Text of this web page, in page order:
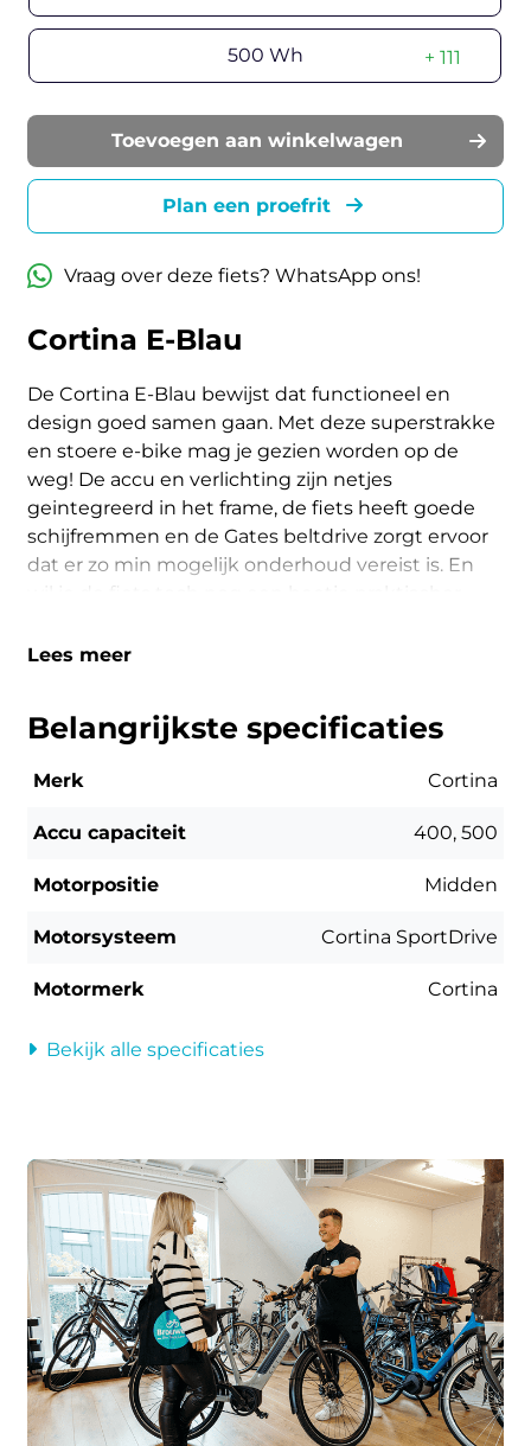
500 Wh + 111
Toevoegen aan winkelwagen
Plan een proefrit
Vraag over deze fiets? WhatsApp ons!
Cortina E-Blau
De Cortina E-Blau bewijst dat functioneel en
design goed samen gaan. Met deze superstrakke
en stoere e-bike mag je gezien worden op de
weg! De accu en verlichting zijn netjes
geintegreerd in het frame, de fiets heeft goede
schijfremmen en de Gates beltdrive zorgt ervoor
dat er zo min mogelijk onderhoud vereist is. En
wil je de fiets toch nog een beetje praktischer
geschikt voor jouw dagelijkse boodschappen.
Lees meer
Belangrijkste specificaties
Merk Cortina
Accu capaciteit 400, 500
Motorpositie Midden
Motorsysteem Cortina SportDrive
Motormerk Cortina
Bekijk alle specificaties